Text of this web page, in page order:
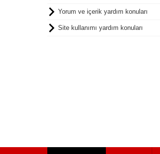
Yorum ve içerik yardım konuları
Site kullanımı yardım konuları